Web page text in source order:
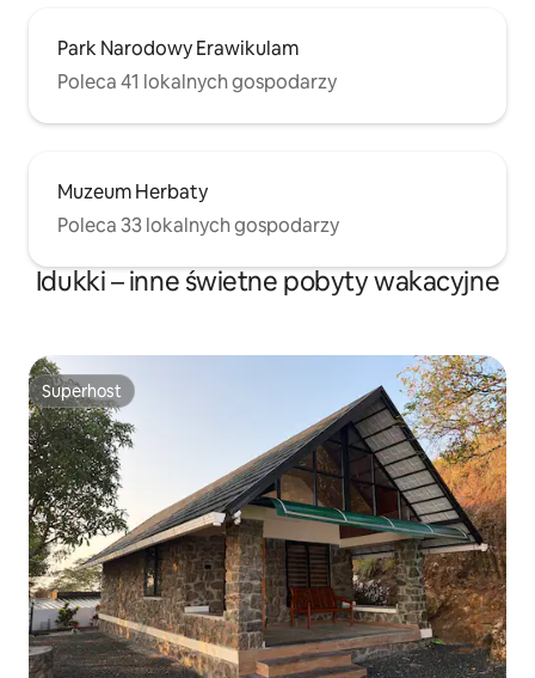
Park Narodowy Erawikulam
Poleca 41 lokalnych gospodarzy
Muzeum Herbaty
Poleca 33 lokalnych gospodarzy
Idukki – inne świetne pobyty wakacyjne
Superhost
Superhost